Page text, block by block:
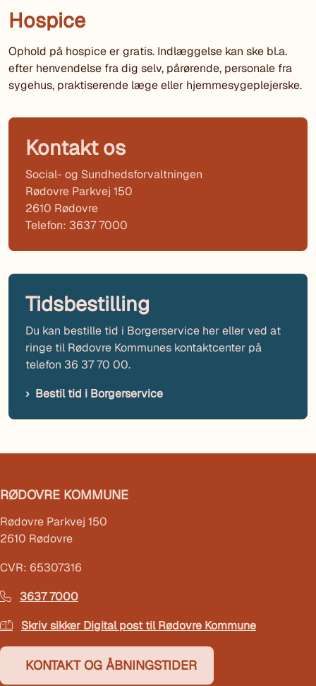
Hospice
Ophold på hospice er gratis. Indlæggelse kan ske bl.a.
efter henvendelse fra dig selv, pårørende, personale fra
sygehus, praktiserende læge eller hjemmesygeplejerske.
Kontakt os
Social- og Sundhedsforvaltningen
Rødovre Parkvej 150
2610 Rødovre
Telefon: 3637 7000
Tidsbestilling
Du kan bestille tid i Borgerservice her eller ved at
ringe til Rødovre Kommunes kontaktcenter på
telefon 36 37 70 00.
Bestil tid i Borgerservice
RØDOVRE KOMMUNE
Rødovre Parkvej 150
2610 Rødovre
CVR: 65307316
3637 7000
Skriv sikker Digital post til Rødovre Kommune
KONTAKT OG ÅBNINGSTIDER